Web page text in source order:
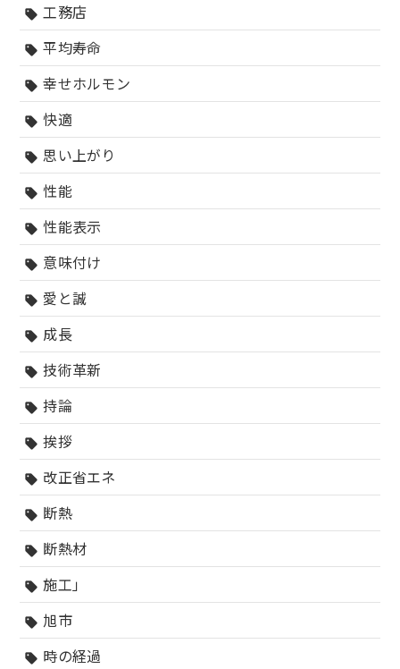
sell 工務店
sell 平均寿命
sell 幸せホルモン
sell 快適
sell 思い上がり
sell 性能
sell 性能表示
sell 意味付け
sell 愛と誠
sell 成長
sell 技術革新
sell 持論
sell 挨拶
sell 改正省エネ
sell 断熱
sell 断熱材
sell 施工」
sell 旭市
sell 時の経過